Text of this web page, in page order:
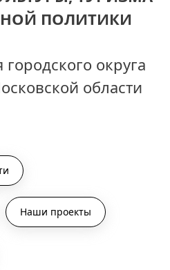
ПОЛИТИКИ
округа
области
Наши проекты